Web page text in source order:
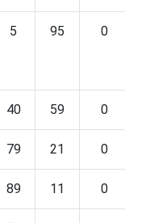
5 95 0
40 59 0
79 21 0
89 11 0